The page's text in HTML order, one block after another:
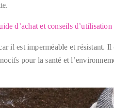
d’achat et conseils d’utilisation
il est imperméable et résistant. Il
pour la santé et